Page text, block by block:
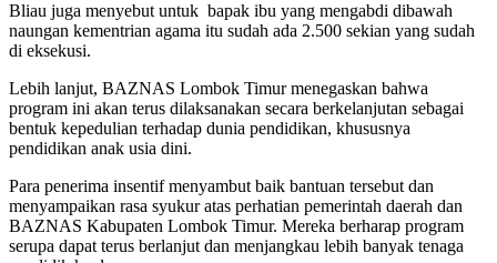
Bliau juga menyebut untuk bapak ibu yang mengabdi dibawah
naungan kementrian agama itu sudah ada 2.500 sekian yang sudah
di eksekusi.
Lebih lanjut, BAZNAS Lombok Timur menegaskan bahwa
program ini akan terus dilaksanakan secara berkelanjutan sebagai
bentuk kepedulian terhadap dunia pendidikan, khususnya
pendidikan anak usia dini.
Para penerima insentif menyambut baik bantuan tersebut dan
menyampaikan rasa syukur atas perhatian pemerintah daerah dan
BAZNAS Kabupaten Lombok Timur. Mereka berharap program
serupa dapat terus berlanjut dan menjangkau lebih banyak tenaga